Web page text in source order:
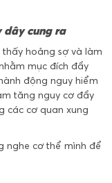
dây cung ra
hoảng sợ và làm
mục đích đẩy
động nguy hiểm
tăng nguy cơ đẩy
các cơ quan xung
nghe cơ thể mình để